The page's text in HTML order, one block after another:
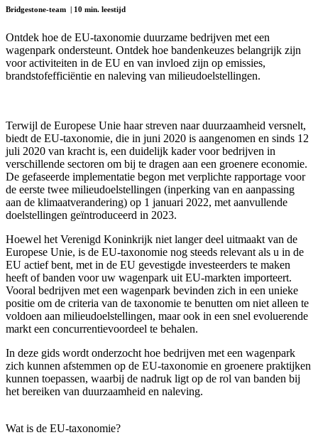
Bridgestone-team | 10 min. leestijd
Ontdek hoe de EU-taxonomie duurzame bedrijven met een
wagenpark ondersteunt. Ontdek hoe bandenkeuzes belangrijk zijn
voor activiteiten in de EU en van invloed zijn op emissies,
brandstofefficiëntie en naleving van milieudoelstellingen.
Terwijl de Europese Unie haar streven naar duurzaamheid versnelt,
biedt de EU-taxonomie, die in juni 2020 is aangenomen en sinds 12
juli 2020 van kracht is, een duidelijk kader voor bedrijven in
verschillende sectoren om bij te dragen aan een groenere economie.
De gefaseerde implementatie begon met verplichte rapportage voor
de eerste twee milieudoelstellingen (inperking van en aanpassing
aan de klimaatverandering) op 1 januari 2022, met aanvullende
doelstellingen geïntroduceerd in 2023.
Hoewel het Verenigd Koninkrijk niet langer deel uitmaakt van de
Europese Unie, is de EU-taxonomie nog steeds relevant als u in de
EU actief bent, met in de EU gevestigde investeerders te maken
heeft of banden voor uw wagenpark uit EU-markten importeert.
Vooral bedrijven met een wagenpark bevinden zich in een unieke
positie om de criteria van de taxonomie te benutten om niet alleen te
voldoen aan milieudoelstellingen, maar ook in een snel evoluerende
markt een concurrentievoordeel te behalen.
In deze gids wordt onderzocht hoe bedrijven met een wagenpark
zich kunnen afstemmen op de EU-taxonomie en groenere praktijken
kunnen toepassen, waarbij de nadruk ligt op de rol van banden bij
het bereiken van duurzaamheid en naleving.
Wat is de EU-taxonomie?